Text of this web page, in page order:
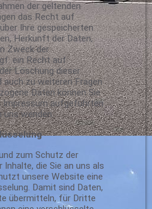
der geltenden
das Recht auf
Ihre gespeicherten
Herkunft der Daten,
Zweck der
ein Recht auf
Löschung dieser
auch zu weiteren Fragen
Daten können Sie
Impressum aufgeführten
uns wenden.
zum Schutz der
die Sie an uns als
unsere Website eine
Damit sind Daten,
übermitteln, für Dritte